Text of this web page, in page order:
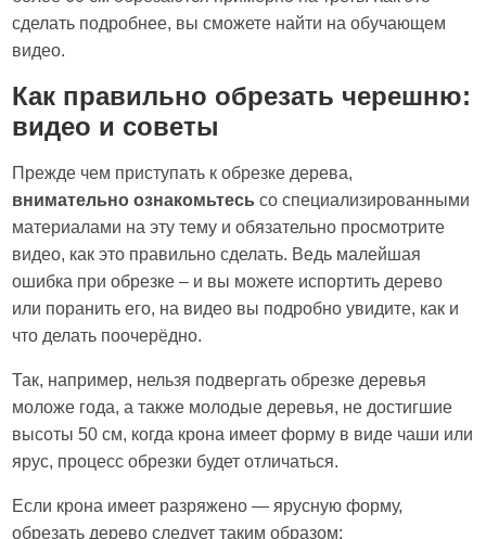
сделать подробнее, вы сможете найти на обучающем
видео.
Как правильно обрезать черешню:
видео и советы
Прежде чем приступать к обрезке дерева,
внимательно ознакомьтесьсо специализированными
материалами на эту тему и обязательно просмотрите
видео, как это правильно сделать. Ведь малейшая
ошибка при обрезке – и вы можете испортить дерево
или поранить его, на видео вы подробно увидите, как и
что делать поочерёдно.
Так, например, нельзя подвергать обрезке деревья
моложе года, а также молодые деревья, не достигшие
высоты 50 см, когда крона имеет форму в виде чаши или
ярус, процесс обрезки будет отличаться.
Если крона имеет разряжено — ярусную форму,
обрезать дерево следует таким образом: